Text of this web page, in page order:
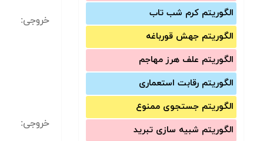
الگوریتم کرم شب تاب
الگوریتم جهش قورباغه
الگوریتم علف هرز مهاجم
الگوریتم رقابت استعماری
الگوریتم جستجوی ممنوع
الگوریتم شبیه سازی تبرید
خروجی:
خروجی: